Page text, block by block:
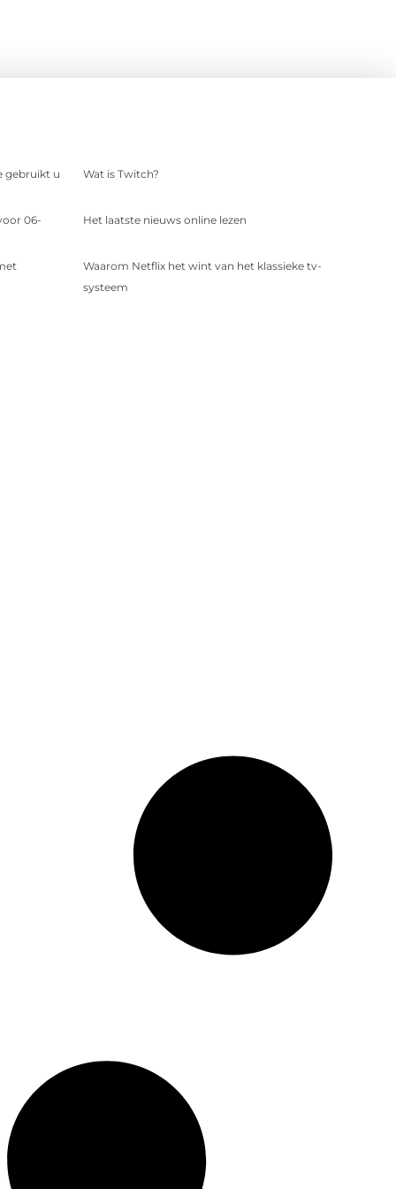
gebruikt u Wat is Twitch?
06- Het laatste nieuws online lezen
Waarom Netflix het wint van het klassieke tv-
systeem